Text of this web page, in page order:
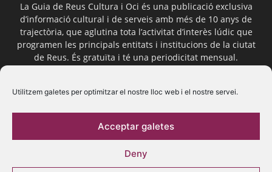
Utilitzem galetes per optimitzar el nostre lloc web i el nostre servei.
Acceptar galetes
Deny
La Guia de Reus Cultura i Oci és una publicació exclusiva
d’informació cultural i de serveis amb més de 10 anys de
trajectòria, que aglutina tota l’activitat d’interès lúdic que
programen les principals entitats i institucions de la ciutat
de Reus. És gratuïta i té una periodicitat mensual.
Segueix-nos